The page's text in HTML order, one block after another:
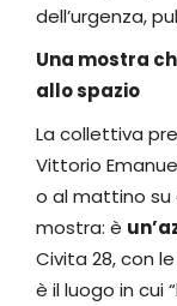
dell’urgenza,
Una mostra
allo spazio
La collettiva
Vittorio
o al mattino
mostra: è
Civita 28, con
è il luogo in cui